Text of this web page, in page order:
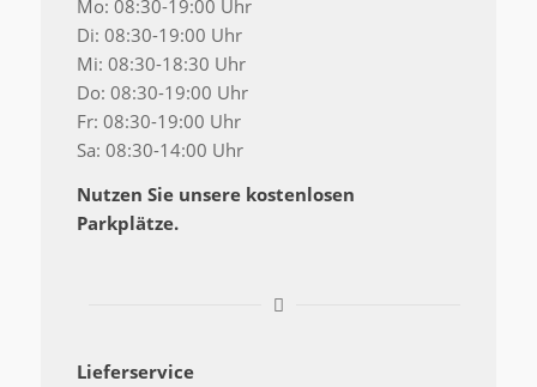
Mo: 08:30-19:00 Uhr
Di: 08:30-19:00 Uhr
Mi: 08:30-18:30 Uhr
Do: 08:30-19:00 Uhr
Fr: 08:30-19:00 Uhr
Sa: 08:30-14:00 Uhr
Nutzen Sie unsere kostenlosen
Parkplätze.
Lieferservice